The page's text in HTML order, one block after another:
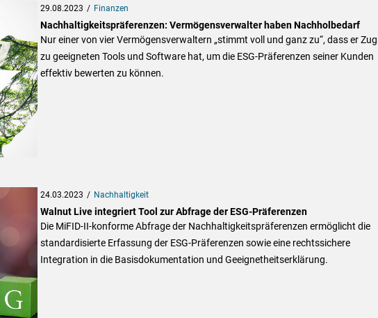
29.08.2023 Finanzen
Nachhaltigkeitspräferenzen: Vermögensverwalter haben Nachholbedarf
Nur einer von vier Vermögensverwaltern „stimmt voll und ganz zu“, dass er
zu geeigneten Tools und Software hat, um die ESG-Präferenzen seiner Kunden
effektiv bewerten zu können.
24.03.2023 Nachhaltigkeit
Walnut Live integriert Tool zur Abfrage der ESG‐Präferenzen
Die MiFID‐II‐konforme Abfrage der Nachhaltigkeitspräferenzen ermöglicht die
standardisierte Erfassung der ESG‐Präferenzen sowie eine rechtssichere
Integration in die Basisdokumentation und Geeignetheitserklärung.